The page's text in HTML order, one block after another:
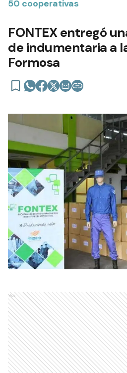
50 cooperativas
FONTEX entregó
de indumentaria a
Formosa
Ads